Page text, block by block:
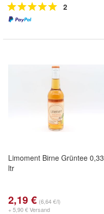
2
Limoment Birne Grüntee 0,33
ltr
2,19 € (6,64 €/l)
+ 5,90 € Versand